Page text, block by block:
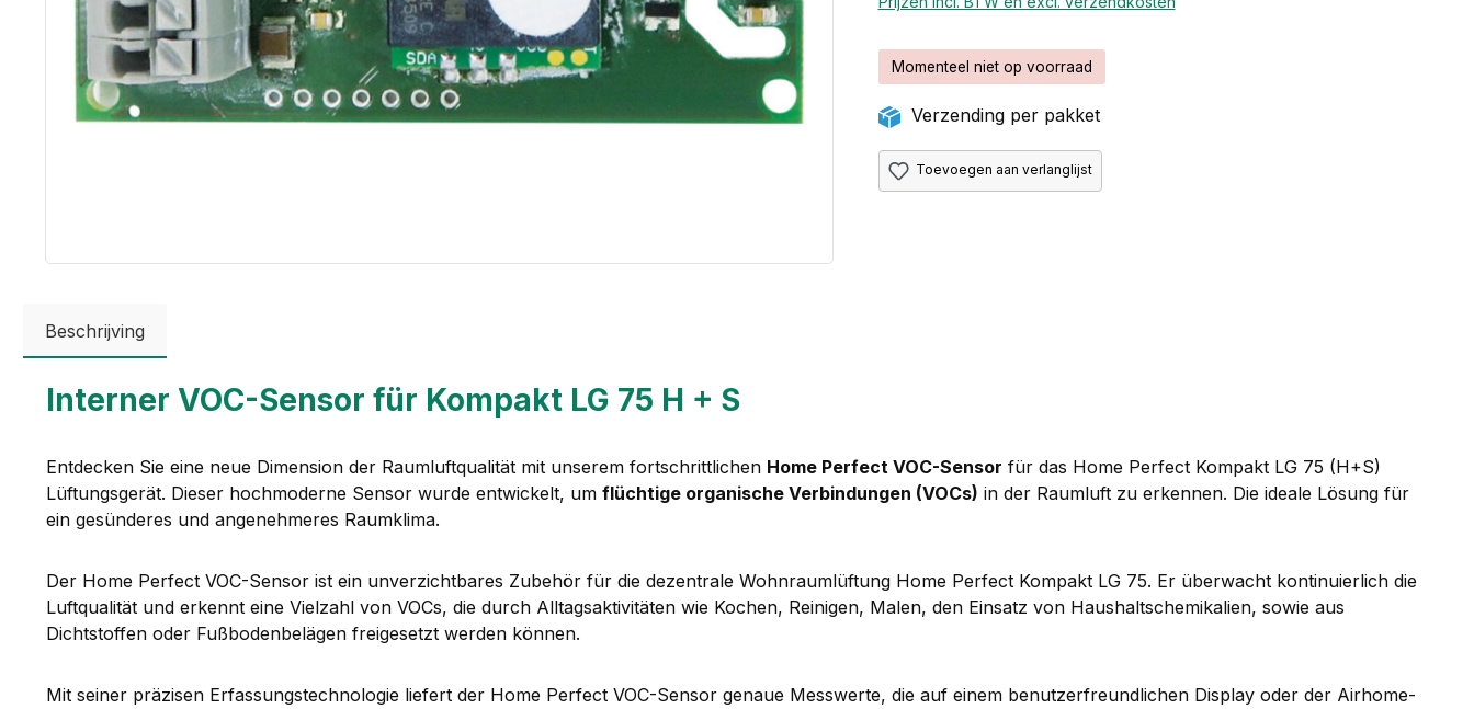
Momenteel niet op voorraad
Verzending per pakket
Toevoegen aan verlanglijst
Beschrijving
Interner VOC-Sensor für Kompakt LG 75 H + S
Entdecken Sie eine neue Dimension der Raumluftqualität mit unserem fortschrittlichen Home Perfect VOC-Sensor für das Home Perfect Kompakt LG 75 (H+S)
Lüftungsgerät. Dieser hochmoderne Sensor wurde entwickelt, um flüchtige organische Verbindungen (VOCs) in der Raumluft zu erkennen. Die ideale Lösung für
ein gesünderes und angenehmeres Raumklima.
Der Home Perfect VOC-Sensor ist ein unverzichtbares Zubehör für die dezentrale Wohnraumlüftung Home Perfect Kompakt LG 75. Er überwacht kontinuierlich die
Luftqualität und erkennt eine Vielzahl von VOCs, die durch Alltagsaktivitäten wie Kochen, Reinigen, Malen, den Einsatz von Haushaltschemikalien, sowie aus
Dichtstoffen oder Fußbodenbelägen freigesetzt werden können.
Mit seiner präzisen Erfassungstechnologie liefert der Home Perfect VOC-Sensor genaue Messwerte, die auf einem benutzerfreundlichen Display oder der Airhome-